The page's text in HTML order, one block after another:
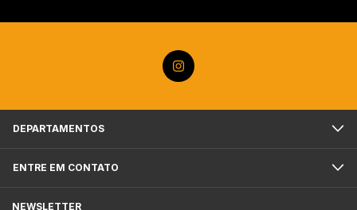
DEPARTAMENTOS
ENTRE EM CONTATO
NEWSLETTER